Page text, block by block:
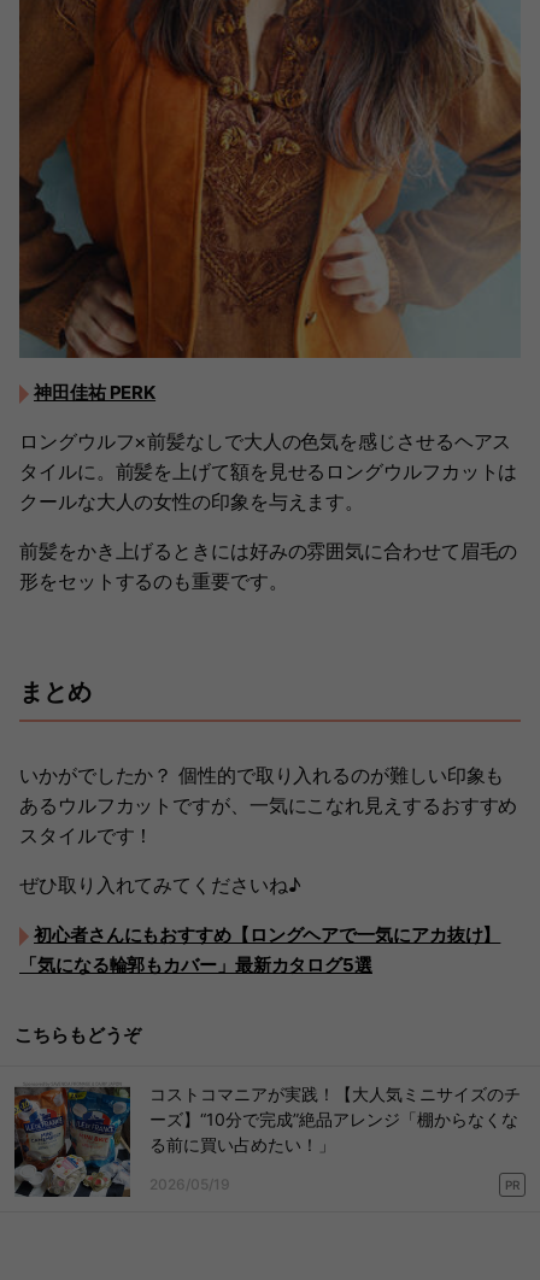
神田佳祐 PERK
ロングウルフ×前髪なしで大人の色気を感じさせるヘアス
タイルに。前髪を上げて額を見せるロングウルフカットは
クールな大人の女性の印象を与えます。
前髪をかき上げるときには好みの雰囲気に合わせて眉毛の
形をセットするのも重要です。
まとめ
いかがでしたか？ 個性的で取り入れるのが難しい印象も
あるウルフカットですが、一気にこなれ見えするおすすめ
スタイルです！
ぜひ取り入れてみてくださいね♪
初心者さんにもおすすめ【ロングヘアで一気にアカ抜け】
「気になる輪郭もカバー」最新カタログ5選
こちらもどうぞ
コストコマニアが実践！【大人気ミニサイズのチ
ーズ】“10分で完成”絶品アレンジ「棚からなくな
る前に買い占めたい！」
2026/05/19 PR